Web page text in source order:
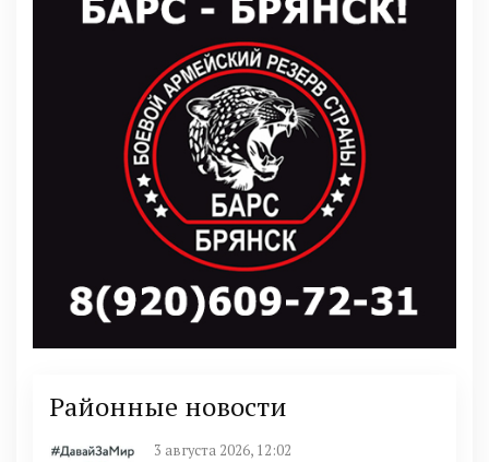
Районные новости
3 августа 2026, 12:02